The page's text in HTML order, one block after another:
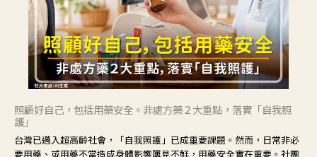
照顧好自己，包括用藥安全。非處方藥２大重點，落實「自我照
護」
台灣已邁入超高齡社會，「自我照護」已成重要課題。然而，日常非必
要用藥、或用藥不當造成身體影響屢見不鮮，用藥安全實在重要。社團